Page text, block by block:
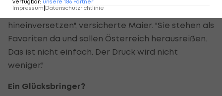
"Ich kann mich da als Sportler gut
hineinversetzen", versicherte Maier. "Sie stehen als
Favoriten da und sollen Österreich herausreißen.
Das ist nicht einfach. Der Druck wird nicht
weniger."
Ein Glücksbringer?
Impressum|Datenschutzrichtlinie